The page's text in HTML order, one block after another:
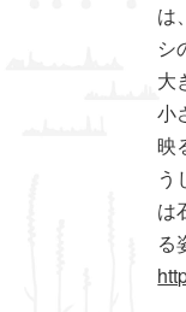
は
シ
大
小
映
う
は
る